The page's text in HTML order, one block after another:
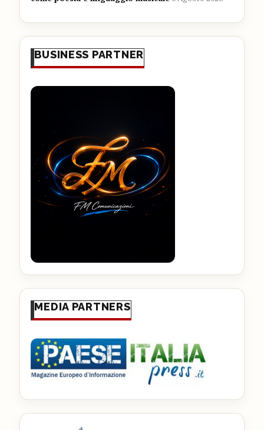
BUSINESS PARTNER
MEDIA PARTNERS